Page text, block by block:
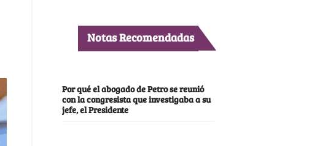
Notas Recomendadas
Por qué el abogado de Petro se reunió
con la congresista que investigaba a su
jefe, el Presidente